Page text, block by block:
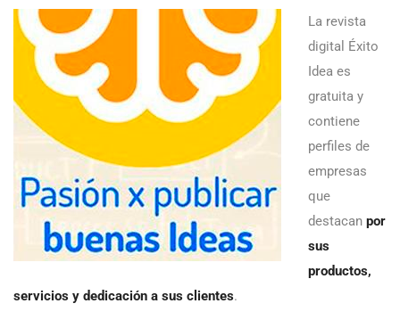
La revista
digital Éxito
Idea es
gratuita y
contiene
perfiles de
empresas
que
destacan por
sus
productos,
servicios y dedicación a sus clientes.